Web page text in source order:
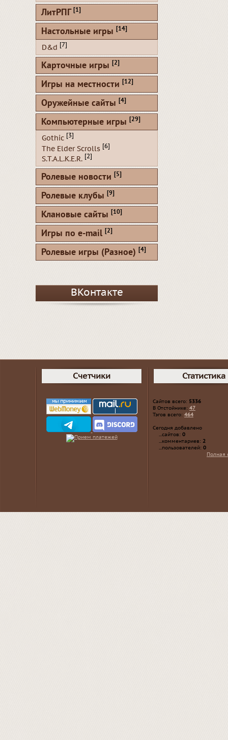
ЛитРПГ [1]
Настольные игры [14]
D&d [7]
Карточные игры [2]
Игры на местности [12]
Оружейные сайты [4]
Компьютерные игры [29]
Gothic [3]
The Elder Scrolls [6]
S.T.A.L.K.E.R. [2]
Ролевые новости [5]
Ролевые клубы [9]
Клановые сайты [10]
Игры по e-mail [2]
Ролевые игры (Разное) [4]
ВКонтакте
Счетчики Статистика
Сайтов всего: 5336
В Отстойнике: 47
Тэгов всего: 464
Сегодня добавлено
...сайтов: 0
...комментариев: 2
...пользователей: 0
Полная